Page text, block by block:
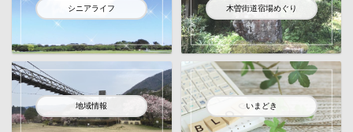
シニアライフ 木曽街道宿場めぐり
地域情報 いまどき